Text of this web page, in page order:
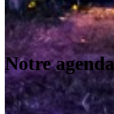
Notre agenda